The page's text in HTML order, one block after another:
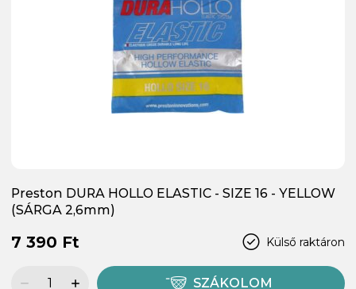
Preston DURA HOLLO ELASTIC - SIZE 16 - YELLOW
(SÁRGA 2,6mm)
Külső raktáron
7 390 Ft
SZÁKOLOM